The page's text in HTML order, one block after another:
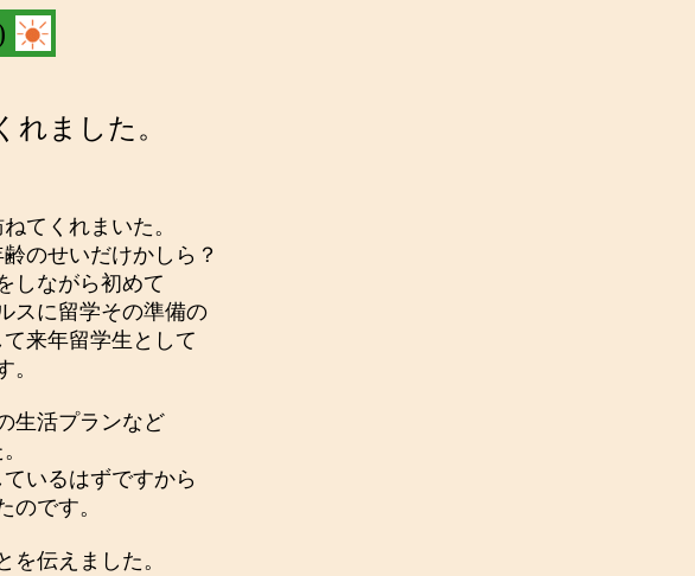
れました。
てくれまいた。
のせいだけかしら？
しながら初めて
スに留学その準備の
来年留学生として
。
生活プランなど
いるはずですから
のです。
伝えました。